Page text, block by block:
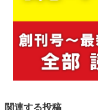
関連する投稿